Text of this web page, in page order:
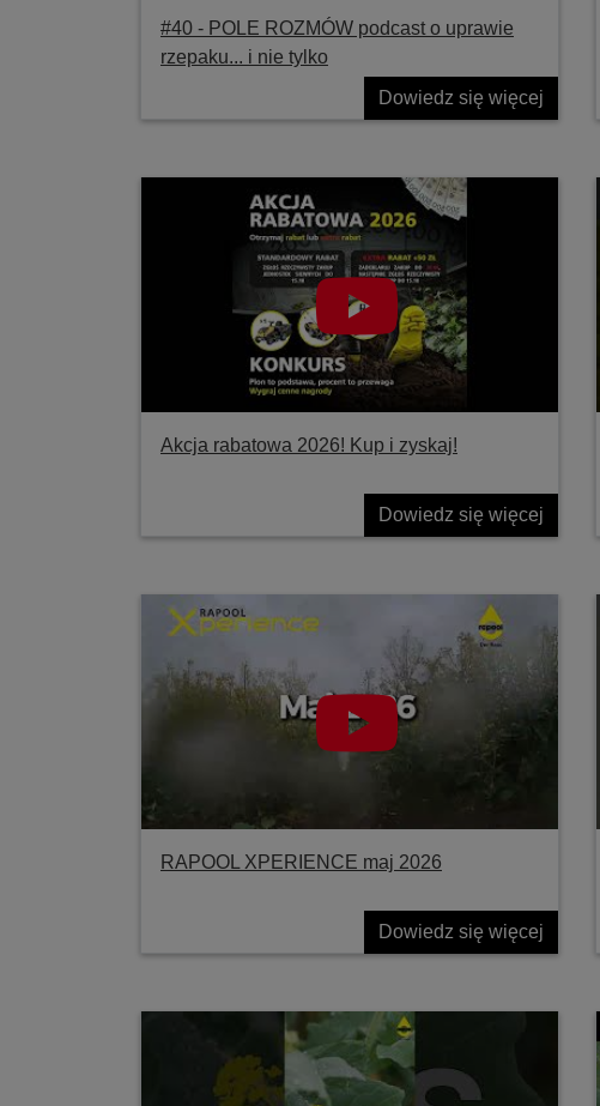
#40 ‐ POLE ROZMÓW podcast o uprawie
rzepaku... i nie tylko
Dowiedz się więcej
Akcja rabatowa 2026! Kup i zyskaj!
Dowiedz się więcej
RAPOOL XPERIENCE maj 2026
Dowiedz się więcej